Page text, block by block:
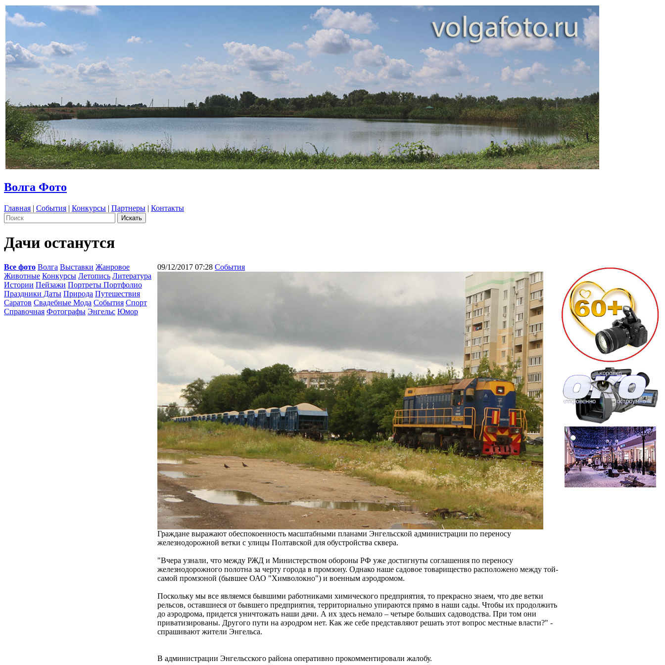
Волга Фото
Главная | События | Конкурсы | Партнеры | Контакты
Дачи останутся
Все фото Волга Выставки Жанровое
Животные Конкурсы Летопись Литература
Истории Пейзажи Портреты Портфолио
Праздники Даты Природа Путешествия
Саратов Свадебные Мода События Спорт
Справочная Фотографы Энгельс Юмор
09/12/2017 07:28 События
Граждане выражают обеспокоенность масштабными планами Энгельсской администрации по переносу
железнодорожной ветки с улицы Полтавской для обустройства сквера.
"Вчера узнали, что между РЖД и Министерством обороны РФ уже достигнуты соглашения по переносу
железнодорожного полотна за черту города в промзону. Однако наше садовое товарищество расположено между той-
самой промзоной (бывшее ОАО "Химволокно") и военным аэродромом.
Поскольку мы все являемся бывшими работниками химического предприятия, то прекрасно знаем, что две ветки
рельсов, оставшиеся от бывшего предприятия, территориально упираются прямо в наши сады. Чтобы их продолжить
до аэродрома, придется уничтожать наши дачи. А их здесь немало – четыре больших садоводства. При том они
приватизированы. Другого пути на аэродром нет. Как же себе представляют решать этот вопрос местные власти?" -
спрашивают жители Энгельса.
В администрации Энгельсского района оперативно прокомментировали жалобу.